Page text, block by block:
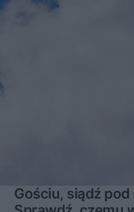
Gościu, siądź